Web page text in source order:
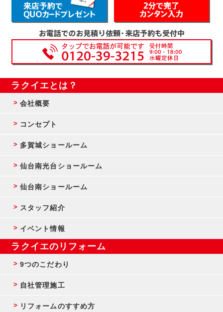
ラクイエとは？
会社概要
コンセプト
多賀城ショールーム
仙台南光台ショールーム
仙台南ショールーム
スタッフ紹介
イベント情報
ラクイエのリフォーム
9つのこだわり
自社管理施工
リフォームのすすめ方